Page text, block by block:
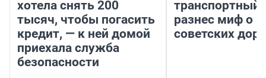
хотела снять 200
тысяч, чтобы погасить
кредит, — к ней домой
приехала служба
безопасности
транспортный
разнес миф о
советских